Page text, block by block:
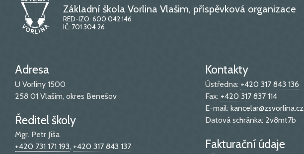
Základní škola Vorlina Vlašim, příspěvková organizace
RED-IZO: 600 042 146
IČ: 701 304 26
Adresa
U Vorliny 1500
258 01 Vlašim, okres Benešov
Ředitel školy
Mgr. Petr Jíša
+420 731 171 193, +420 317 843 137
Kontakty
Ústředna: +420 317 843 136
Fax: +420 317 837 114
E-mail:kancelar@zsvorlina.cz
Datová schránka: 2v8mt7b
Fakturační údaje